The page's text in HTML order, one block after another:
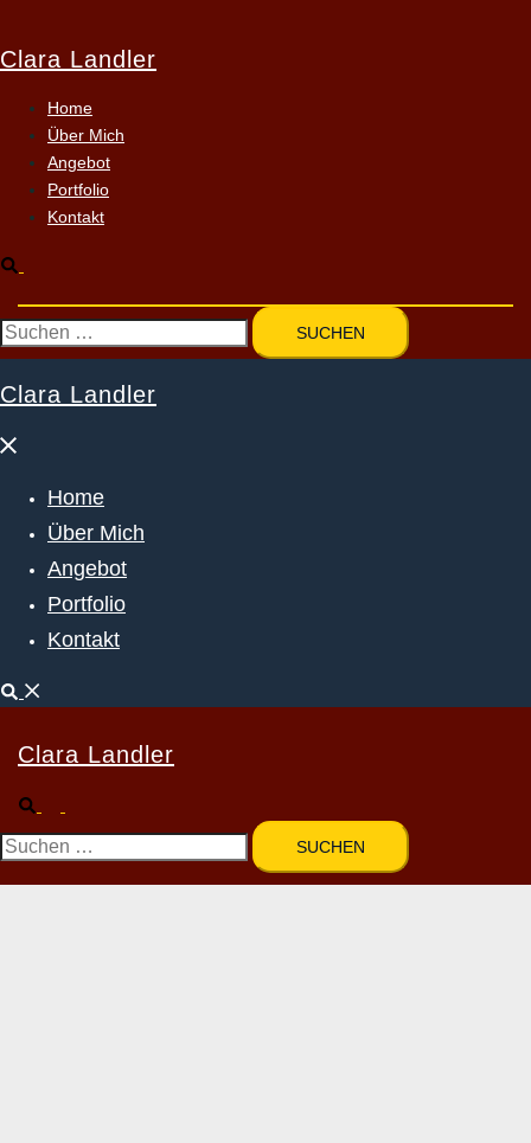
springen
Clara Landler
Home
Über Mich
Angebot
Portfolio
Kontakt
Suche
Suchen
nach:
Clara Landler
Menü
Home
Über Mich
Angebot
Portfolio
Kontakt
Suche
Clara Landler
Suche
umschalten
Suchen